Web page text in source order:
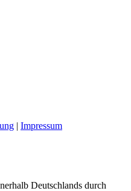
| Impressum
Deutschlands durch